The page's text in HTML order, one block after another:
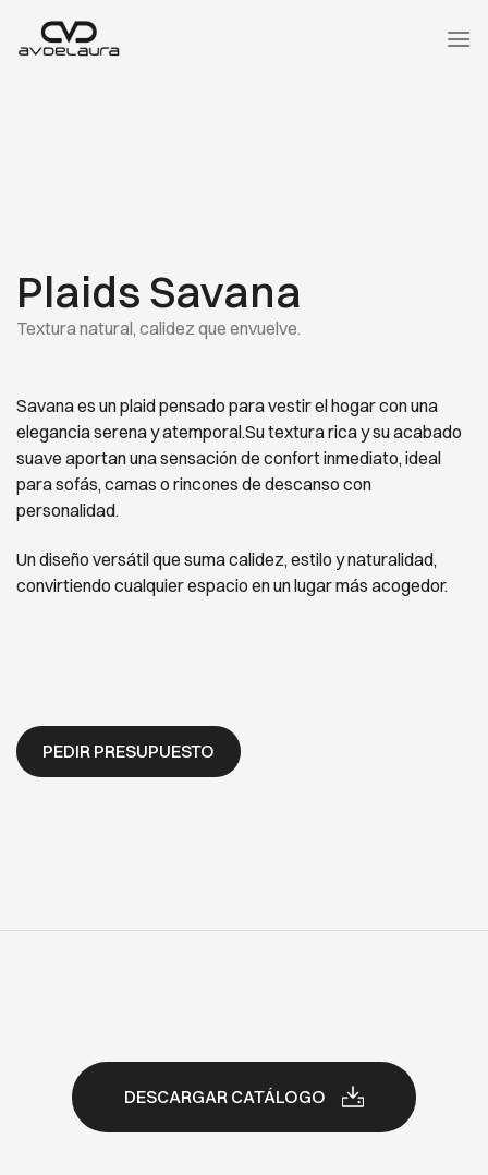
Plaids Savana
Textura natural, calidez que envuelve.
Savana es un plaid pensado para vestir el hogar con una
elegancia serena y atemporal.Su textura rica y su acabado
suave aportan una sensación de confort inmediato, ideal
para sofás, camas o rincones de descanso con
personalidad.
Un diseño versátil que suma calidez, estilo y naturalidad,
convirtiendo cualquier espacio en un lugar más acogedor.
PEDIR PRESUPUESTO
DESCARGAR CATÁLOGO